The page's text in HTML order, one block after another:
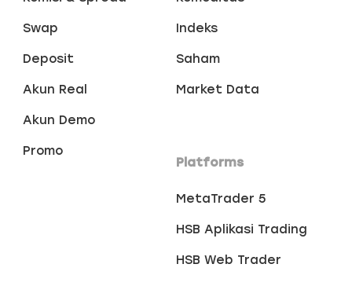
Swap
Deposit
Akun Real
Akun Demo
Promo
Indeks
Saham
Market Data
Platforms
MetaTrader 5
HSB Aplikasi Trading
HSB Web Trader